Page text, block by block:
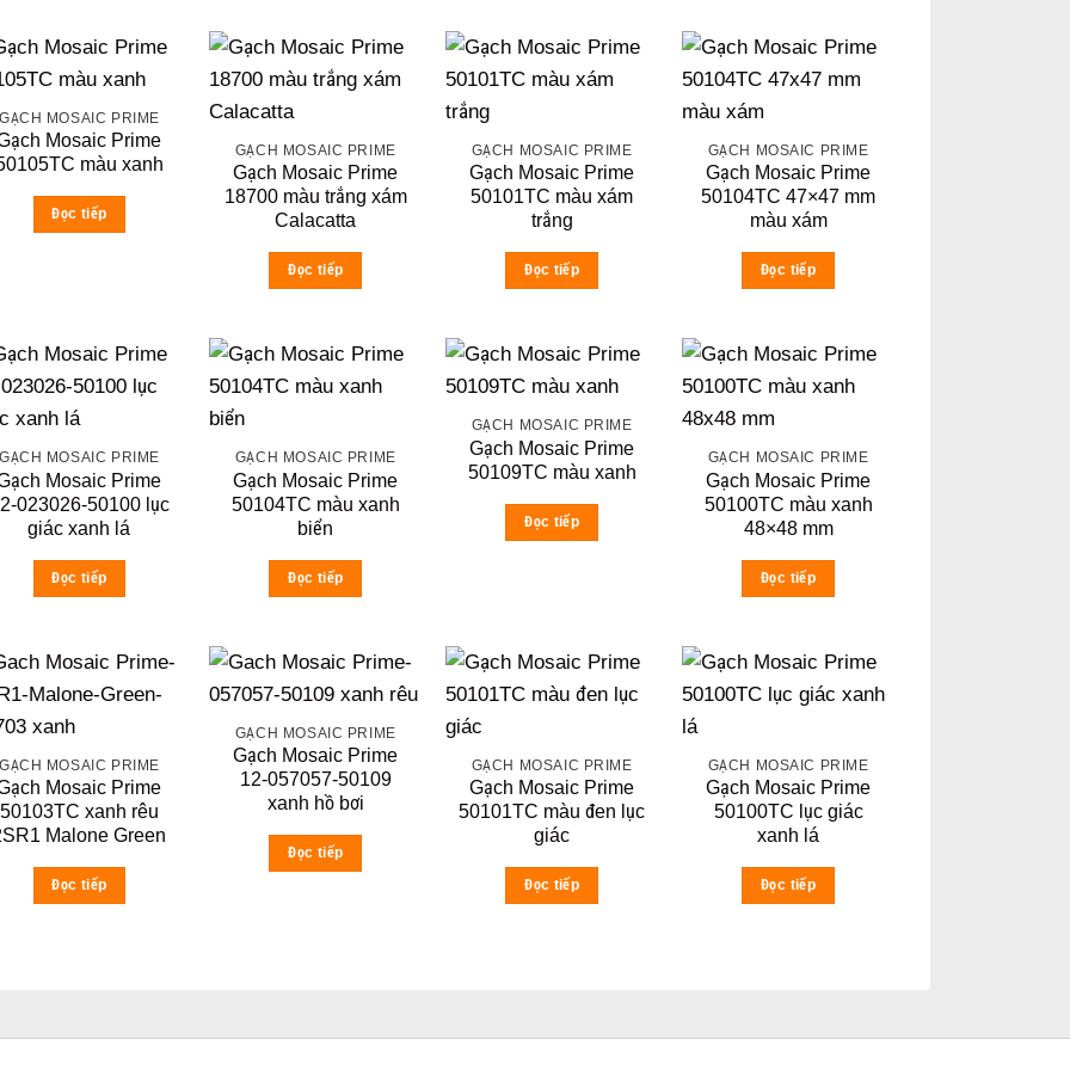
MOSAIC PRIME
Mosaic Prime
màu xanh
Đọc tiếp
GẠCH MOSAIC PRIME
Gạch Mosaic Prime
18700 màu trắng xám
Calacatta
Đọc tiếp
GẠCH MOSAIC PRIME
Gạch Mosaic Prime
50101TC màu xám
trắng
Đọc tiếp
GẠCH MOSAIC PRIME
Gạch Mosaic Prime
50104TC 47×47 mm
màu xám
Đọc tiếp
MOSAIC PRIME
Mosaic Prime
023026-50100 lục
giác xanh lá
Đọc tiếp
GẠCH MOSAIC PRIME
Gạch Mosaic Prime
50104TC màu xanh
biển
Đọc tiếp
GẠCH MOSAIC PRIME
Gạch Mosaic Prime
50109TC màu xanh
Đọc tiếp
GẠCH MOSAIC PRIME
Gạch Mosaic Prime
50100TC màu xanh
48×48 mm
Đọc tiếp
MOSAIC PRIME
Mosaic Prime
50103TC xanh rêu
Malone Green
Đọc tiếp
GẠCH MOSAIC PRIME
Gạch Mosaic Prime
12-057057-50109
xanh hồ bơi
Đọc tiếp
GẠCH MOSAIC PRIME
Gạch Mosaic Prime
50101TC màu đen lục
giác
Đọc tiếp
GẠCH MOSAIC PRIME
Gạch Mosaic Prime
50100TC lục giác
xanh lá
Đọc tiếp